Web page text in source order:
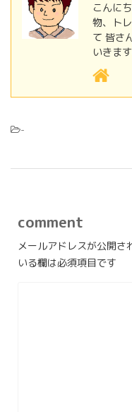
こんに
物、ト
て 皆さ
いきま
-
comment
メールアドレスが公開さ
いる欄は必須項目です